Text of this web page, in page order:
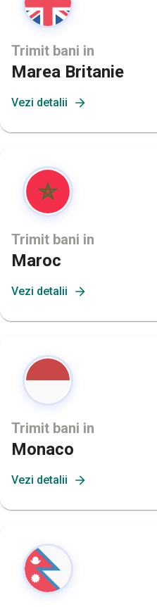
Trimit bani in
Marea Britanie
Vezi detalii
Trimit bani in
Maroc
Vezi detalii
Trimit bani in
Monaco
Vezi detalii